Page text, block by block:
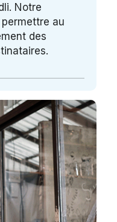
Notre
au
des